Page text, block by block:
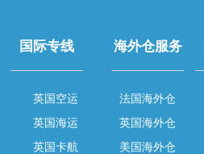
国际专线
英国空运
英国海运
英国卡航
海外仓服务
法国海外仓
英国海外仓
美国海外仓